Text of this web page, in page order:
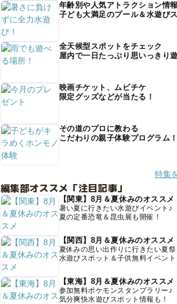
年齢別や人気アトラクション情
子ども大満足のプール＆水遊び
全天候型スポットをチェック
屋内で一日たっぷり思いっきり
映画チケット、ムビチケ
限定グッズなどが当たる！
その道のプロに教わる
こだわりの親子体験プログラム！
特集
編集部オススメ「注目記事」
【関東】8月＆夏休みのオススメ
暑い夏に行きたい水遊びイベント♪
夏の定番恐竜＆昆虫展も開催！
【関西】8月＆夏休みのオススメ
夏休みの思い出作りに行きたい夏祭
水遊びスポット＆子供無料イベント
【東海】8月＆夏休みのオススメ
参加無料ポケモンスタンプラリー♪
気分爽快水遊びスポット情報も！